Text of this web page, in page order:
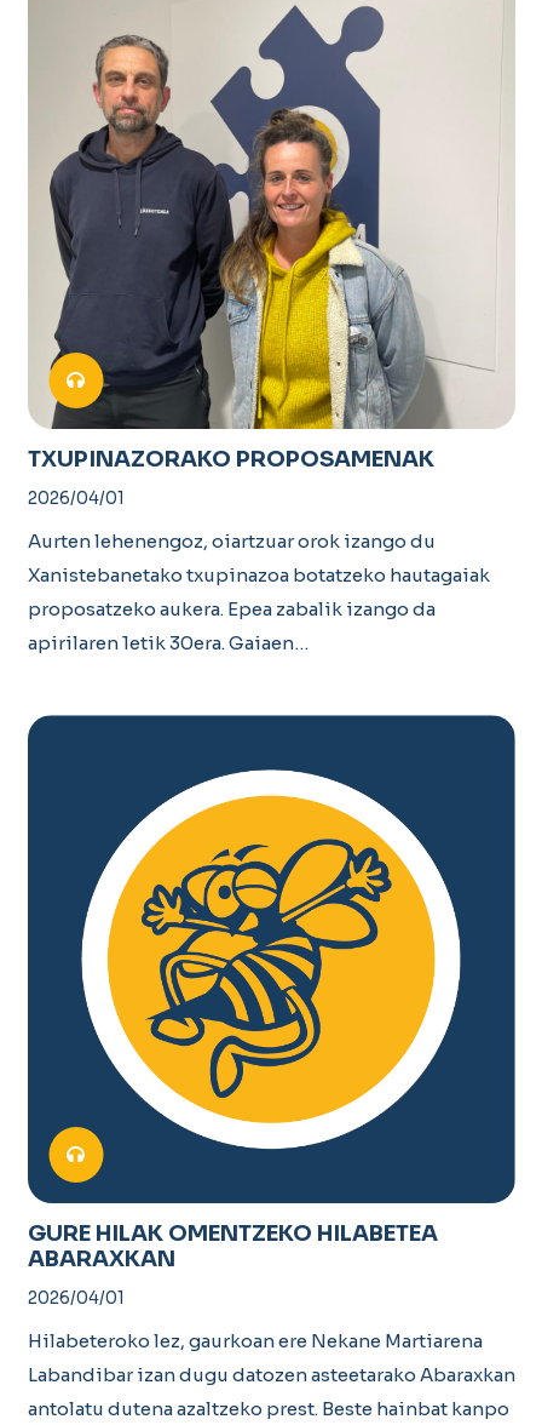
TXUPINAZORAKO PROPOSAMENAK
2026/04/01
Aurten lehenengoz, oiartzuar orok izango du
Xanistebanetako txupinazoa botatzeko hautagaiak
proposatzeko aukera. Epea zabalik izango da
apirilaren 1etik 30era. Gaiaen…
GURE HILAK OMENTZEKO HILABETEA
ABARAXKAN
2026/04/01
Hilabeteroko lez, gaurkoan ere Nekane Martiarena
Labandibar izan dugu datozen asteetarako Abaraxkan
antolatu dutena azaltzeko prest. Beste hainbat kanpo